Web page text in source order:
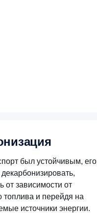
был устойчивым, его
от зависимости от
топлива и перейдя на
источники энергии.